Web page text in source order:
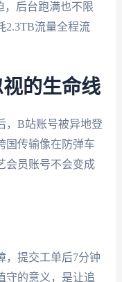
，后台跑满也不限
2.3TB流量全程流
的生命线
，B站账号被异地登
国传输像在防弹车
会员账号不会变成
，提交工单后7分钟
的意义，是让追